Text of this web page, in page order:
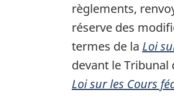
:a
r
g
n
a
règlements,
réserve des
termes de la Loi
devant le Tribunal
Loi sur les Cours